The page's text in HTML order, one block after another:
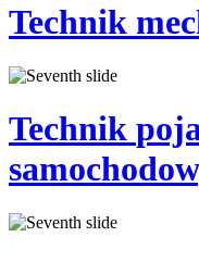
Technik
Technik